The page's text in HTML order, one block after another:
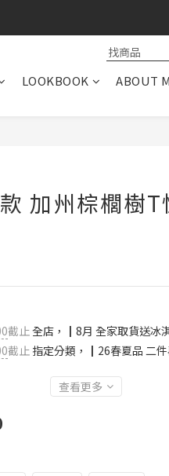
LOOKBOOK ABOUT
加州棕櫚樹T
截止全店，┃8月 全家取貨送冰
截止 指定分類，┃26春夏品 二
查看更多